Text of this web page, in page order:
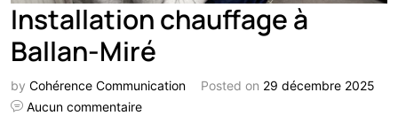
Installation chauffage à
Ballan-Miré
by Cohérence Communication Posted on 29 décembre 2025
Aucun commentaire